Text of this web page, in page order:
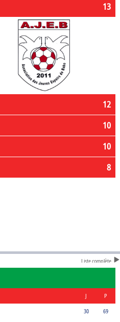
13
12
10
10
8
Liste complète
J
P
30
69